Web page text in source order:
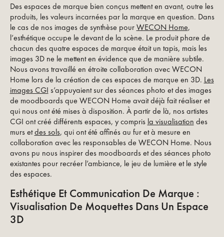
Des espaces de marque bien conçus mettent en avant, outre les
produits, les valeurs incarnées par la marque en question. Dans
le cas de nos images de synthèse pourWECON Home,
l’esthétique occupe le devant de la scène. Le produit phare de
chacun des quatre espaces de marque était un tapis, mais les
images 3D ne le mettent en évidence que de manière subtile.
Nous avons travaillé en étroite collaboration avec WECON
Home lors de la création de ces espaces de marque en 3D. Les
images CGI s’appuyaient sur des séances photo et des images
de moodboards que WECON Home avait déjà fait réaliser et
qui nous ont été mises à disposition. À partir de là, nos artistes
CGI ont créé différents espaces, y compris la visualisation des
murs etdes sols, qui ont été affinés au fur et à mesure en
collaboration avec les responsables de WECON Home. Nous
avons pu nous inspirer des moodboards et des séances photo
existantes pour recréer l’ambiance, le jeu de lumière et le style
des espaces.
Esthétique Et Communication De Marque :
Visualisation De Moquettes Dans Un Espace
3D